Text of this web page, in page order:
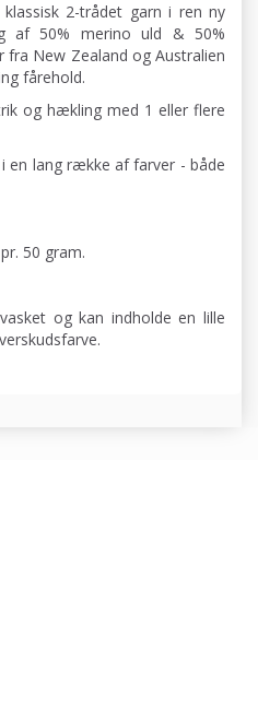
2-trådet garn i ren ny
af 50% merino uld & 50%
fra New Zealand og Australien
fårehold.
og hækling med 1 eller flere
en lang række af farver - både
50 gram.
og kan indholde en lille